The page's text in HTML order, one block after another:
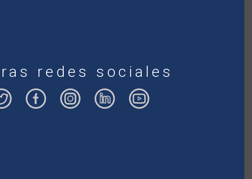
redes sociales